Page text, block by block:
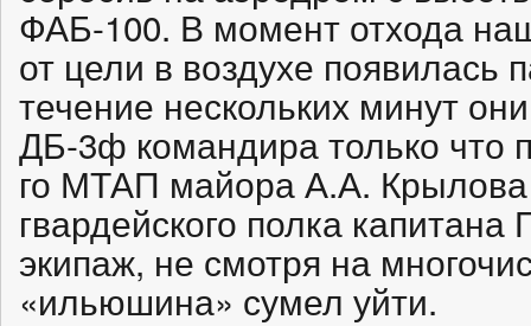
ФАБ-100. В момент отхода
от цели в воздухе
течение нескольких минут
ДБ-3ф командира только что
го МТАП майора А.А. Крылова
гвардейского полка
экипаж, не смотря на
«ильюшина» сумел уйти.